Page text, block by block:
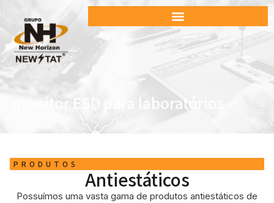
monitor ESD para laboratórios
PRODUTOS
Antiestáticos
Possuímos uma vasta gama de produtos antiestáticos de